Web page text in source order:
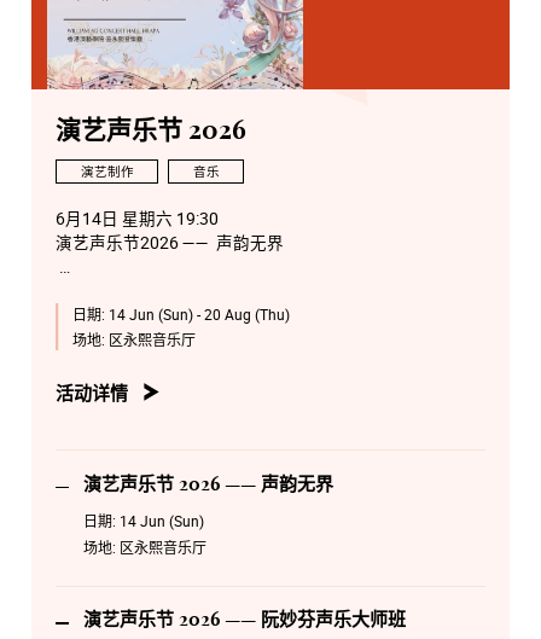
演艺声乐节 2026
演艺制作 音乐
6月14日 星期六 19:30
演艺声乐节2026 —— 声韵无界
演艺声乐节 2026 —— 阮妙芬声乐大师班
演艺声乐节 2026 —— 徐惟恩声乐及钢琴合作大师班
8月19日 星期三 19:30
演艺声乐节 2026 —— Encore Timeless Melodies
演艺声乐节2026 —— 歌剧传承之夜
日期: 14 Jun (Sun) - 20 Aug (Thu)
场地: 区永熙音乐厅
活动详情
演艺声乐节 2026 —— 声韵无界
日期: 14 Jun (Sun)
场地: 区永熙音乐厅
演艺声乐节 2026 —— 阮妙芬声乐大师班